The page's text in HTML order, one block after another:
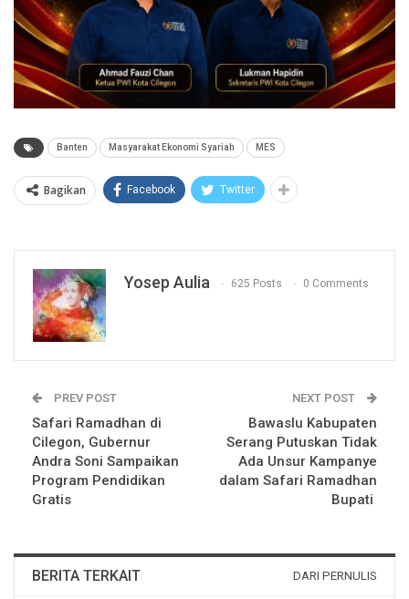
Banten Masyarakat Ekonomi Syariah MES
Bagikan Facebook Twitter
Yosep Aulia 625 Posts 0 Comments
PREV POST
Safari Ramadhan di
Cilegon, Gubernur
Andra Soni Sampaikan
Program Pendidikan
Gratis
NEXT POST
Bawaslu Kabupaten
Serang Putuskan Tidak
Ada Unsur Kampanye
dalam Safari Ramadhan
Bupati
BERITA TERKAIT DARI PERNULIS